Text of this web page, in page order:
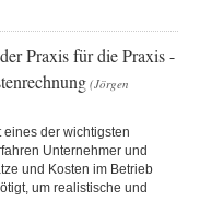
Praxis für die Praxis -
(Jörgen
der wichtigsten
Unternehmer und
und Kosten im Betrieb
um realistische und